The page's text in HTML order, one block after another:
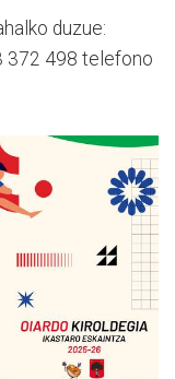
duzue:
372 498 telefono